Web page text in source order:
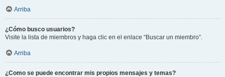
Arriba
¿Cómo busco usuarios?
Visite la lista de miembros y haga clic en el enlace “Buscar un miembro”.
Arriba
¿Como se puede encontrar mis propios mensajes y temas?